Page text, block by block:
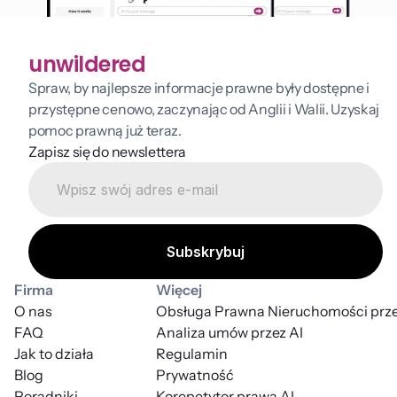
unwildered
Spraw, by najlepsze informacje prawne były dostępne i
przystępne cenowo, zaczynając od Anglii i Walii. Uzyskaj
pomoc prawną już teraz.
Zapisz się do newslettera
Firma
O nas
FAQ
Jak to działa
Blog
Więcej
Regulamin
Analiza umów przez AI
Prywatność
Obsługa Prawna Nieruchomości